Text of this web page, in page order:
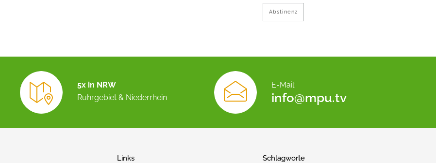
Abstinenz
5x in NRW
Ruhrgebiet & Niederrhein
E-Mail:
info@mpu.tv
Links Schlagworte